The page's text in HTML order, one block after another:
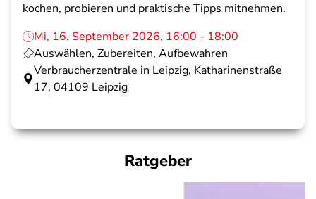
kochen, probieren und praktische Tipps mitnehmen.
Mi, 16. September 2026, 16:00 - 18:00
Auswählen, Zubereiten, Aufbewahren
Verbraucherzentrale in Leipzig, Katharinenstraße
17, 04109 Leipzig
Ratgeber